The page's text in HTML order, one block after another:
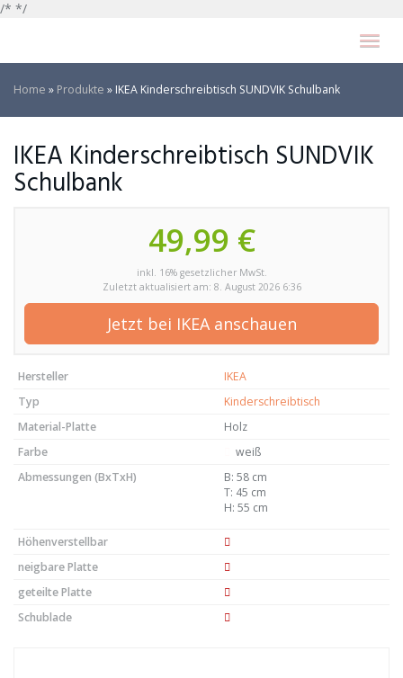
/* */Skip
content
Home » Produkte » IKEA Kinderschreibtisch SUNDVIK Schulbank
IKEA Kinderschreibtisch SUNDVIK
Schulbank
49,99 €
inkl. 16% gesetzlicher MwSt.
Zuletzt aktualisiert am: 8. August 2026 6:36
Jetzt bei IKEA anschauen
Hersteller
IKEA
Typ
Kinderschreibtisch
Material-Platte
Holz
Farbe
weiß
Abmessungen (BxTxH)
B: 58 cm
T: 45 cm
H: 55 cm
Höhenverstellbar
neigbare Platte
geteilte Platte
Schublade